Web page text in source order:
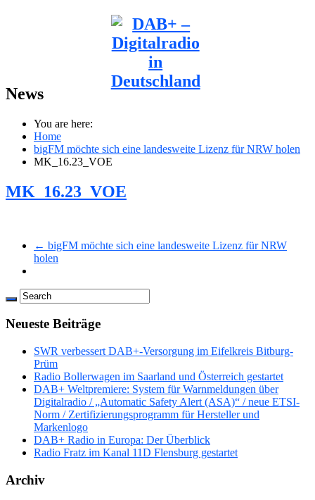
News
You are here:
Home
bigFM möchte sich eine landesweite Lizenz für NRW holen
MK_16.23_VOE
MK_16.23_VOE
← bigFM möchte sich eine landesweite Lizenz für NRW
holen
Neueste Beiträge
SWR verbessert DAB+-Versorgung im Eifelkreis Bitburg-
Prüm
Radio Bollerwagen im Saarland und Österreich gestartet
DAB+ Weltpremiere: System für Warnmeldungen über
Digitalradio / „Automatic Safety Alert (ASA)“ / neue ETSI-
Norm / Zertifizierungsprogramm für Hersteller und
Markenlogo
DAB+ Radio in Europa: Der Überblick
Radio Fratz im Kanal 11D Flensburg gestartet
Archiv